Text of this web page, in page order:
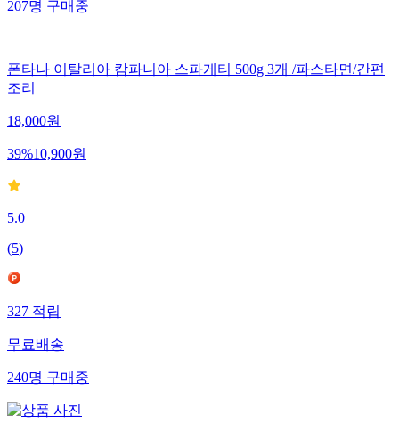
207명구매중
폰타나 이탈리아 캄파니아 스파게티 500g 3개 /파스타면/간편
조리
18,000원
39%10,900원
5.0
(5)
327적립
무료배송
240명구매중